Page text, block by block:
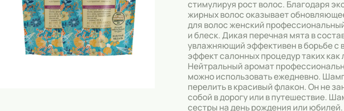
Румяна
Скрабы
Блески
стимулируя рост волос. Благодаря
жирных волос оказывает
для волос женский
и блеск. Дикая перечная мята в
увлажняющий эффективен в борьбе с
эффект салонных процедур таких
Нейтральный аромат
можно использовать ежедневно.
перелить в красивый флакон. Он не
собой в дорогу или в путешествие.
сестры на день рождения или